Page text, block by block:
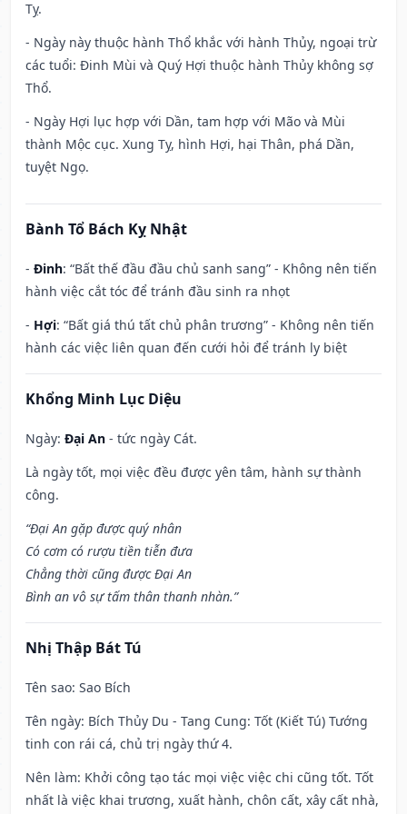
Tỵ.
- Ngày này thuộc hành Thổ khắc với hành Thủy, ngoại trừ
các tuổi: Đinh Mùi và Quý Hợi thuộc hành Thủy không sợ
Thổ.
- Ngày Hợi lục hợp với Dần, tam hợp với Mão và Mùi
thành Mộc cục. Xung Tỵ, hình Hợi, hại Thân, phá Dần,
tuyệt Ngọ.
Bành Tổ Bách Kỵ Nhật
- Đinh: “Bất thế đầu đầu chủ sanh sang” - Không nên tiến
hành việc cắt tóc để tránh đầu sinh ra nhọt
- Hợi: “Bất giá thú tất chủ phân trương” - Không nên tiến
hành các việc liên quan đến cưới hỏi để tránh ly biệt
Khổng Minh Lục Diệu
Ngày: Đại An - tức ngày Cát.
Là ngày tốt, mọi việc đều được yên tâm, hành sự thành
công.
“Đại An gặp được quý nhân
Có cơm có rượu tiền tiễn đưa
Chẳng thời cũng được Đại An
Bình an vô sự tấm thân thanh nhàn.”
Nhị Thập Bát Tú
Tên sao: Sao Bích
Tên ngày: Bích Thủy Du - Tang Cung: Tốt (Kiết Tú) Tướng
tinh con rái cá, chủ trị ngày thứ 4.
Nên làm: Khởi công tạo tác mọi việc việc chi cũng tốt. Tốt
nhất là việc khai trương, xuất hành, chôn cất, xây cất nhà,